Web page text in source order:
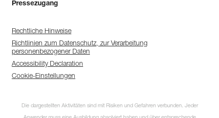
Pressezugang
Rechtliche Hinweise
Richtlinien zum Datenschutz, zur Verarbeitung
personenbezogener Daten
Accessibility Declaration
Cookie-Einstellungen
Die dargestellten Aktivitäten sind mit Risiken und Gefahren verbunden. Jeder